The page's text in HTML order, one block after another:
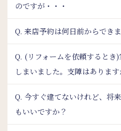
のですが・・・
Q. 来店予約は何日前からでき
Q. (リフォームを依頼するとき
しまいました。支障はあります
Q. 今すぐ建てないけれど、将
もいいですか？